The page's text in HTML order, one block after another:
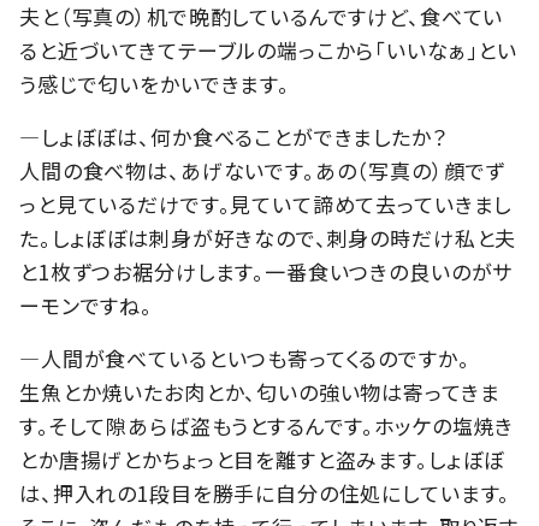
夫と（写真の）机で晩酌しているんですけど、食べてい
ると近づいてきてテーブルの端っこから「いいなぁ」とい
う感じで匂いをかいできます。
―しょぼぼは、何か食べることができましたか？
人間の食べ物は、あげないです。あの（写真の）顔でず
っと見ているだけです。見ていて諦めて去っていきまし
た。しょぼぼは刺身が好きなので、刺身の時だけ私と夫
と1枚ずつお裾分けします。一番食いつきの良いのがサ
ーモンですね。
―人間が食べているといつも寄ってくるのですか。
生魚とか焼いたお肉とか、匂いの強い物は寄ってきま
す。そして隙あらば盗もうとするんです。ホッケの塩焼き
とか唐揚げとかちょっと目を離すと盗みます。しょぼぼ
は、押入れの1段目を勝手に自分の住処にしています。